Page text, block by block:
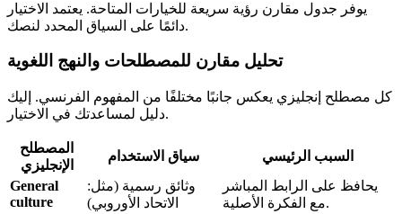
يوفر جدول مقارن رؤية سريعة للخيارات المتاحة. يعتمد الاختيار
دائمًا على السياق المحدد لنصك.
تحليل مقارن للمصطلحات والنهج اللغوية
كل مصطلح إنجليزي يعكس جانبًا مختلفًا من المفهوم الفرنسي. إليك
دليل لمساعدتك في الاختيار.
المصطلح
الإنجليزي
سياق الاستخدام
السبب الرئيسي
General
culture
وثائق رسمية (مثل:
الاتحاد الأوروبي)
يحافظ على الرابط المباشر
مع الفكرة الأصلية.